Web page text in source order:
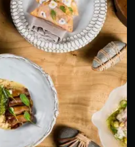
TANK 700
Сила
от 10 199